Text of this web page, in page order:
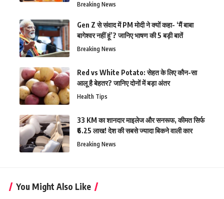
Breaking News
Gen Z से संवाद में PM मोदी ने क्यों कहा- ‘मैं बाबा
बागेश्वर नहीं हूं’? जानिए भाषण की 5 बड़ी बातें
Breaking News
Red vs White Potato: सेहत के लिए कौन-सा
आलू है बेहतर? जानिए दोनों में बड़ा अंतर
Health Tips
33 KM का शानदार माइलेज और सनरूफ, कीमत सिर्फ
₹6.25 लाख! देश की सबसे ज्यादा बिकने वाली कार
Breaking News
You Might Also Like